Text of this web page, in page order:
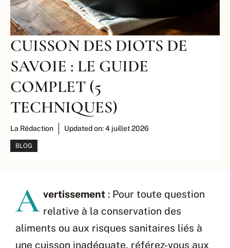
CUISSON DES DIOTS DE
SAVOIE : LE GUIDE
COMPLET (5
TECHNIQUES)
La Rédaction Updated on:4 juillet 2026
BLOG
A vertissement: Pour toute question
relative à la conservation des
aliments ou aux risques sanitaires liés à
une cuisson inadéquate, référez-vous aux